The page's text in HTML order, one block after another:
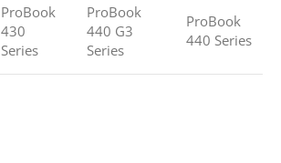
ProBook
430
Series
ProBook
440 G3
Series
ProBook
440 Series